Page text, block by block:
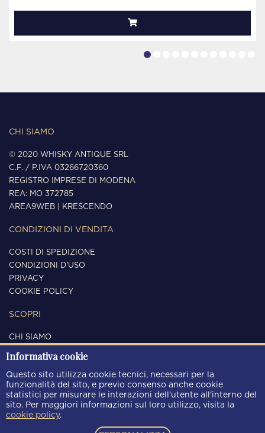
CHI SIAMO
© 2020 WHISKY ANTIQUE SRL
C.F. / P.IVA 03266720360
REGISTRO IMPRESE DI MODENA
REA: MO 372785
AREA9WEB
KRESCENDO
CONDIZIONI DI VENDITA
COSTI DI SPEDIZIONE
CONDIZIONI D'USO
PRIVACY
COOKIE POLICY
SCOPRI
CHI SIAMO
CONTATTI
SEGUICI
Informativa cookie
Questo sito utilizza cookie tecnici, necessari per la
funzionalità del sito, e previo consenso anche cookie
statistici per misurare le interazioni dell'utente all'interno del
sito. Per maggiori informazioni sul loro utilizzo, visita la
cookie policy.